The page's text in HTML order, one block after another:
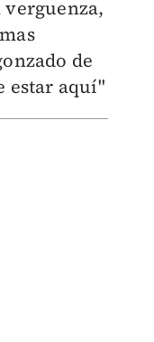
de
estar aquí"